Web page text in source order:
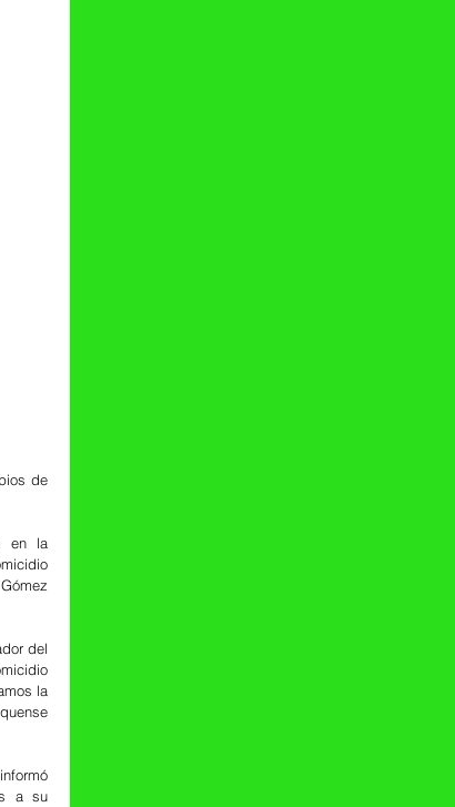
de
en la
del
la
a su